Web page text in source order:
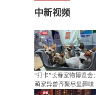
中新视频
“打卡”长春宠物博览会：
萌宠异兽齐聚尽显趣味